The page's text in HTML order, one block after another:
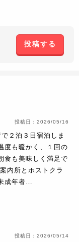
投稿する
投稿日： 2026/05/16
２泊３日宿泊しま
度も暖かく、１回の
食も美味しく満足で
内所とホストクラ
成年者…
投稿日： 2026/05/14